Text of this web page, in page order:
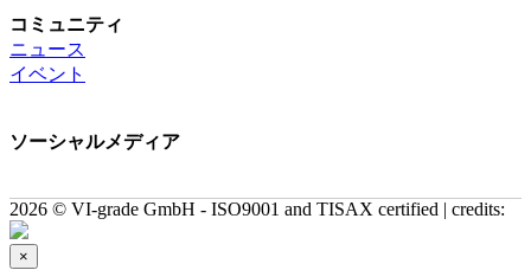
コミュニティ
ニュース
イベント
ソーシャルメディア
2026 © VI-grade GmbH - ISO9001 and TISAX certified | credits:
×